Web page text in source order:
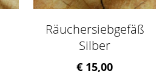
Räuchersiebgefäß
Silber
€ 15,00